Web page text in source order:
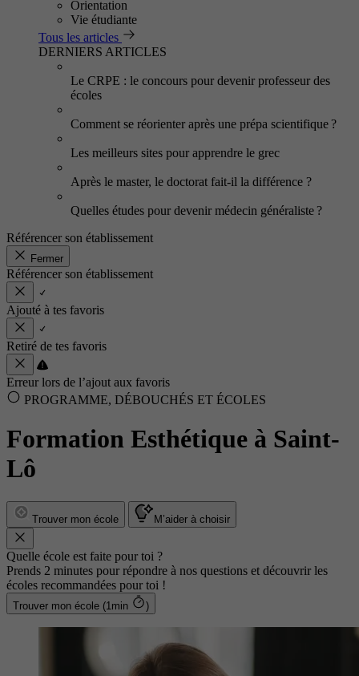
Orientation
Vie étudiante
Tous les articles
DERNIERS ARTICLES
Le CRPE : le concours pour devenir professeur des
écoles
Comment se réorienter après une prépa scientifique ?
Les meilleurs sites pour apprendre le grec
Après le master, le doctorat fait-il la différence ?
Quelles études pour devenir médecin généraliste ?
Référencer son établissement
Fermer
Référencer son établissement
Ajouté à tes favoris
Retiré de tes favoris
Erreur lors de l’ajout aux favoris
PROGRAMME, DÉBOUCHÉS ET ÉCOLES
Formation Esthétique à Saint-
Lô
Trouver mon école M’aider à choisir
Quelle école est faite pour toi ?
Prends 2 minutes pour répondre à nos questions et découvrir les
écoles recommandées pour toi !
Trouver mon école (1min )